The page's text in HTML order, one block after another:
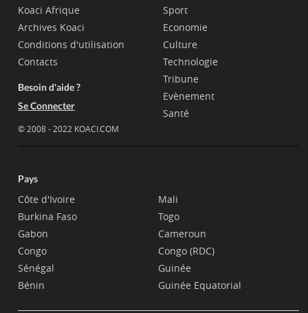
Koaci Afrique
Archives Koaci
Conditions d'utilisation
Contacts
Besoin d'aide ?
Se Connecter
© 2008 - 2022 KOACI.COM
Sport
Economie
Culture
Technologie
Tribune
Evènement
Santé
Pays
Côte d'Ivoire
Burkina Faso
Gabon
Congo
Sénégal
Bénin
Mali
Togo
Cameroun
Congo (RDC)
Guinée
Guinée Equatorial